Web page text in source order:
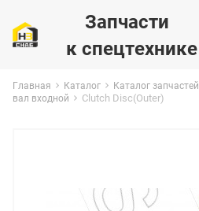
Запчасти
к спецтехнике
Главная Каталог Каталог запчастей
вал входной
Clutch Disc(Outer)